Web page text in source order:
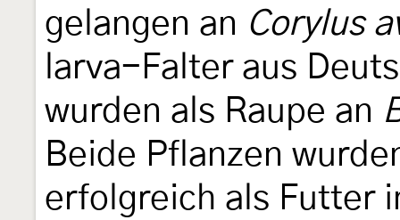
gelangen an Corylus
larva-Falter aus
wurden als Raupe an
Beide Pflanzen
erfolgreich als Futter